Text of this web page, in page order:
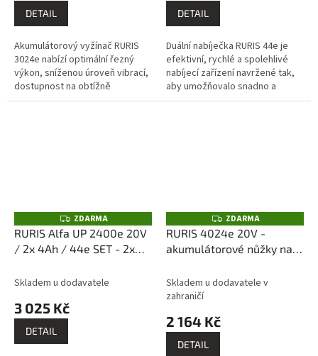
DETAIL
Akumulátorový vyžínač RURIS
3024e nabízí optimální řezný
výkon, sníženou úroveň vibrací,
dostupnost na obtížně
přístupných místech,
DETAIL
Duální nabíječka RURIS 44e je
efektivní, rychlé a spolehlivé
nabíjecí zařízení navržené tak,
aby umožňovalo snadno a
rychle nabíjet dva akumulátory.
Z
D
A
R
ZDARMA
RURIS Alfa UP 2400e 20V
/ 2x 4Ah / 44e SET - 2x
nabíječkou
Skladem u dodavatele
3 025 Kč
DETAIL
Z
D
A
R
ZDARMA
RURIS 4024e 20V -
akumulátorové nůžky na
a nabíječky)
Skladem u dodavatele v
zahraničí
2 164 Kč
DETAIL